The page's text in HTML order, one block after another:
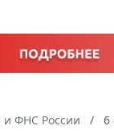
ФНС России 6